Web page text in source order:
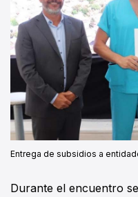
Entrega de subsidios a
Durante el encuentro